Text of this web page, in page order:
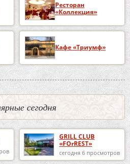
Ресторан
«Коллекция»
Кафе «Триумф»
сегодня
GRILL CLUB
«FOrREST»
сегодня 6 просмотров